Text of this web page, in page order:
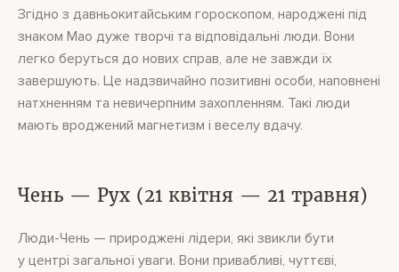
Згідно з давньокитайським гороскопом, народжені під
знаком Мао дуже творчі та відповідальні люди. Вони
легко беруться до нових справ, але не завжди їх
завершують. Це надзвичайно позитивні особи, наповнені
натхненням та невичерпним захопленням. Такі люди
мають вроджений магнетизм і веселу вдачу.
Чень — Рух (21 квітня — 21 травня)
Люди-Чень — природжені лідери, які звикли бути
у центрі загальної уваги. Вони привабливі, чуттєві,